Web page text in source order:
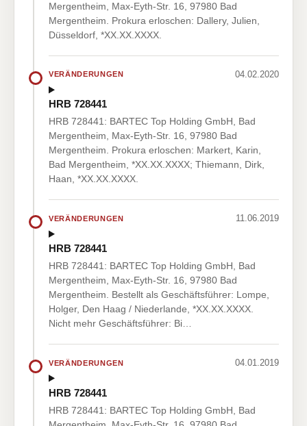
Mergentheim, Max-Eyth-Str. 16, 97980 Bad
Mergentheim. Prokura erloschen: Dallery, Julien,
Düsseldorf, *XX.XX.XXXX.
VERÄNDERUNGEN 04.02.2020
HRB 728441
HRB 728441: BARTEC Top Holding GmbH, Bad
Mergentheim, Max-Eyth-Str. 16, 97980 Bad
Mergentheim. Prokura erloschen: Markert, Karin,
Bad Mergentheim, *XX.XX.XXXX; Thiemann, Dirk,
Haan, *XX.XX.XXXX.
VERÄNDERUNGEN 11.06.2019
HRB 728441
HRB 728441: BARTEC Top Holding GmbH, Bad
Mergentheim, Max-Eyth-Str. 16, 97980 Bad
Mergentheim. Bestellt als Geschäftsführer: Lompe,
Holger, Den Haag / Niederlande, *XX.XX.XXXX.
Nicht mehr Geschäftsführer: Bi…
VERÄNDERUNGEN 04.01.2019
HRB 728441
HRB 728441: BARTEC Top Holding GmbH, Bad